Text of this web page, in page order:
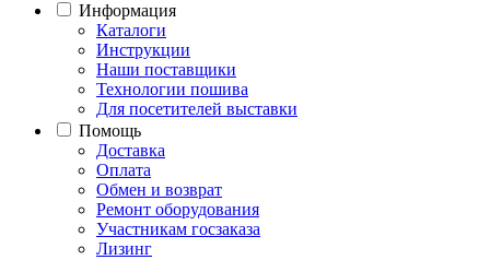
Информация
Каталоги
Инструкции
Наши поставщики
Технологии пошива
Для посетителей выставки
Помощь
Доставка
Оплата
Обмен и возврат
Ремонт оборудования
Участникам госзаказа
Лизинг